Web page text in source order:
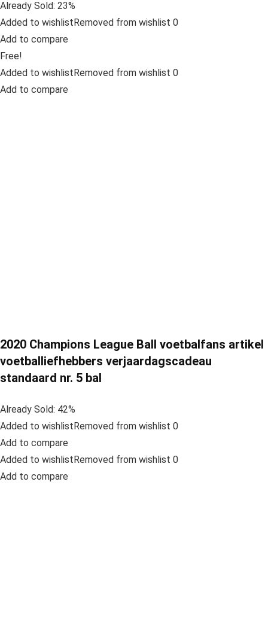
Already Sold: 23%
Added to wishlistRemoved from wishlist 0
Add to compare
Free!
Added to wishlistRemoved from wishlist 0
Add to compare
2020 Champions League Ball voetbalfans artikel
voetballiefhebbers verjaardagscadeau
standaard nr. 5 bal
Already Sold: 42%
Added to wishlistRemoved from wishlist 0
Add to compare
Added to wishlistRemoved from wishlist 0
Add to compare